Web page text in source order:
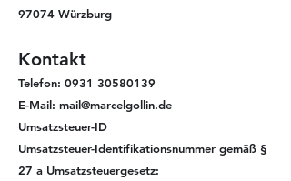
97074 Würzburg
Kontakt
Telefon: 0931 30580139
E-Mail: mail@marcelgollin.de
Umsatzsteuer-ID
Umsatzsteuer-Identifikationsnummer gemäß §
27 a Umsatzsteuergesetz: